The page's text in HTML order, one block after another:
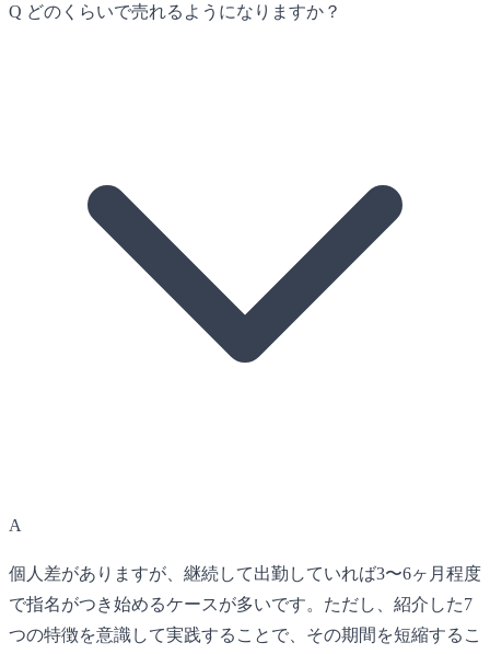
Q どのくらいで売れるようになりますか？
A
個人差がありますが、継続して出勤していれば3〜6ヶ月程度
で指名がつき始めるケースが多いです。ただし、紹介した7
つの特徴を意識して実践することで、その期間を短縮するこ